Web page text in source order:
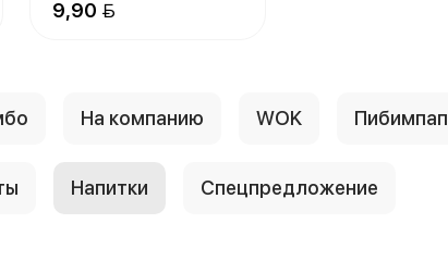
9,90 
На компанию WOK Пибимпап
Напитки Спецпредложение